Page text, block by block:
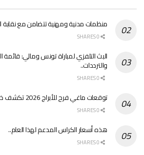
منظمات مدنية ومهنية تتضامن مع نقابة
البث التلفزي لمباراة تونس ومالي: قائمة
والترددات..
توقعات ماغي فرح للأبراج 2026 تكشف خريطة الحظ والتغيير..
هذه أسعار الكراس المدعم لهذا العام..